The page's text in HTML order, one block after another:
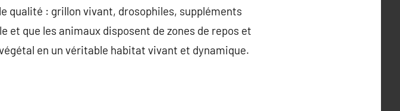
qualité : grillon vivant, drosophiles, suppléments
que les animaux disposent de zones de repos et
en un véritable habitat vivant et dynamique.